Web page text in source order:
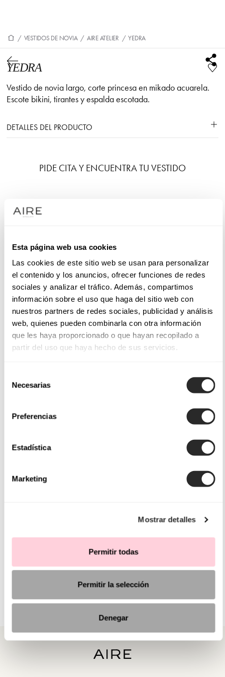
Esta página web usa cookies
Las cookies de este sitio web se usan para personalizar
el contenido y los anuncios, ofrecer funciones de redes
sociales y analizar el tráfico. Además, compartimos
información sobre el uso que haga del sitio web con
nuestros partners de redes sociales, publicidad y análisis
web, quienes pueden combinarla con otra información
que les haya proporcionado o que hayan recopilado a
partir del uso que haya hecho de sus servicios.
Necesarias
Preferencias
Estadística
Marketing
Mostrar detalles
Permitir todas
Permitir la selección
Denegar
/ VESTIDOS DE NOVIA / AIRE ATELIER / YEDRA
YEDRA
Vestido de novia largo, corte princesa en mikado acuarela.
Escote bikini, tirantes y espalda escotada.
DETALLES DEL PRODUCTO
PIDE CITA Y ENCUENTRA TU VESTIDO